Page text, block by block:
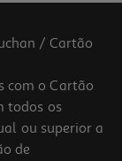
/ Cartão
com o Cartão
todos os
ou superior a
de